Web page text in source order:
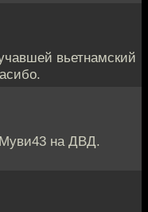
вьетнамский
на ДВД.